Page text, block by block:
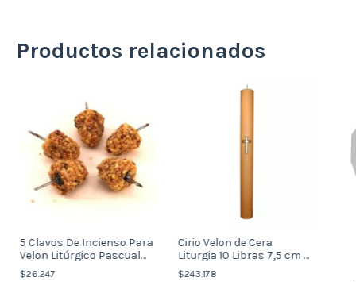
Productos relacionados
5 Clavos De Incienso Para
Velon Litúrgico Pascual
Misa
$26.247
Cirio Velon de Cera
Liturgia 10 Libras 7,5 cm x
82 cm
$243.178